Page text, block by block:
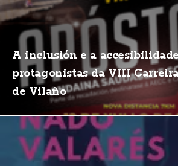
A inclusión e a
protagonistas da VIII
de Vilaño